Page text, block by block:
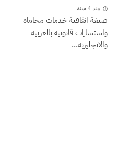
منذ 4 سنة
صيغة اتفاقية خدمات محاماة
واستشارات قانونية بالعربية
والانجليزية...